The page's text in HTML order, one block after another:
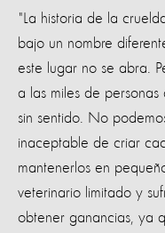
"La historia de la
bajo un nombre
este lugar no se abra.
a las miles de
sin sentido. No
inaceptable de criar
mantenerlos en
veterinario limitado y
obtener ganancias, ya